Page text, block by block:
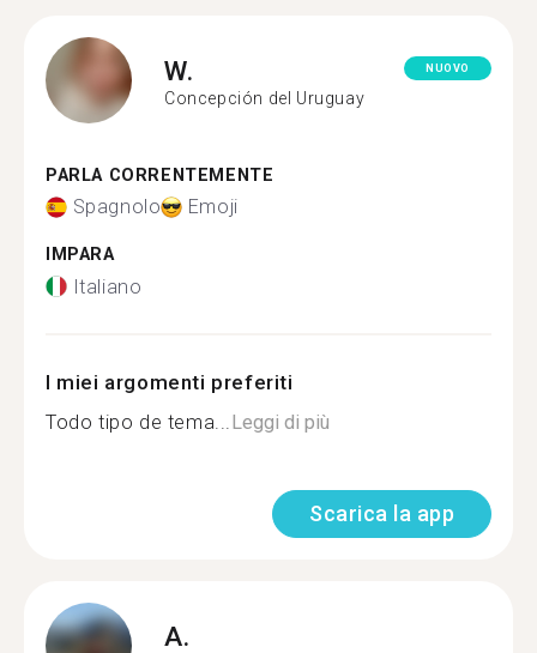
W.
Concepción del Uruguay
NUOVO
PARLA CORRENTEMENTE
Spagnolo Emoji
IMPARA
Italiano
I miei argomenti preferiti
Todo tipo de tema... Leggi di più
Scarica la app
A.